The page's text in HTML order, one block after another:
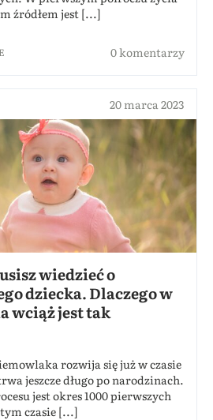
źródłem jest [...]
0 komentarzy
20 marca 2023
wiedzieć o
dziecka. Dlaczego w
wciąż jest tak
rozwija się już w czasie
jeszcze długo po narodzinach.
jest okres 1000 pierwszych
czasie [...]